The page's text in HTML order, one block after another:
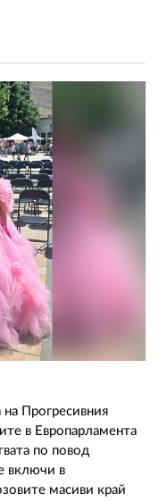
на Прогресивния
в Европарламента
по повод
включи в
масиви край
ЗА ПОЛЗВАНЕ
ЗА БИСКВИТКИТЕ
ЗА
975 20 35